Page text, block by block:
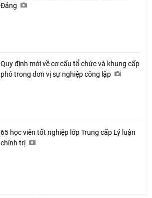
Đảng
Quy định mới về cơ cấu tổ chức và khung cấp
phó trong đơn vị sự nghiệp công lập
65 học viên tốt nghiệp lớp Trung cấp Lý luận
chính trị